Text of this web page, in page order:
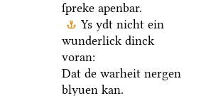
ſpreke apenbar.
Ys ydt nicht ein
wunderlick dinck
voran:
Dat de warheit nergen
blyuen kan.